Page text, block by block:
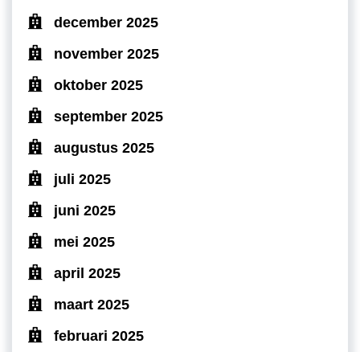
december 2025
november 2025
oktober 2025
september 2025
augustus 2025
juli 2025
juni 2025
mei 2025
april 2025
maart 2025
februari 2025